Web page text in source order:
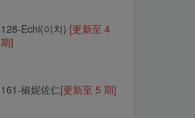
161-椒妮佐仁
128-Echi(이치) [更新至 4
期]
161-椒妮佐仁[更新至 5 期]